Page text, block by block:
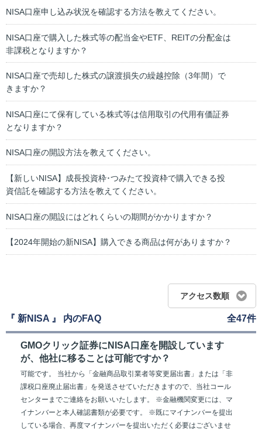
NISA口座申し込み状況を確認する方法を教えてください。
NISA口座で購入した株式等の配当金やETF、REITの分配金は
非課税となりますか？
NISA口座で売却した株式の譲渡損失の繰越控除（3年間）で
きますか？
NISA口座にて保有している株式等は信用取引の代用有価証券
となりますか？
NISA口座の開設方法を教えてください。
【新しいNISA】成長投資枠･つみたて投資枠で購入できる投
資信託を確認する方法を教えてください。
NISA口座の開設にはどれくらいの期間がかかりますか？
【2024年開始の新NISA】購入できる商品は何がありますか？
アクセス数順
『 新NISA 』 内のFAQ 全47件
GMOクリック証券にNISA口座を開設しています
が、他社に移ることは可能ですか？
可能です。 当社から「金融商品取引業者等変更届出書」または「非
課税口座廃止届出書」を発送させていただきますので、当社コール
センターまでご連絡をお願いいたします。 ※金融機関変更には、マ
イナンバーと本人確認書類が必要です。 ※既にマイナンバーを提出
している場合、再度マイナンバーを提出いただく必要はございませ